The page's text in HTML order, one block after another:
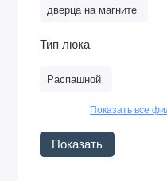
дверца на магните
Тип люка
Распашной
Показать все
Показать